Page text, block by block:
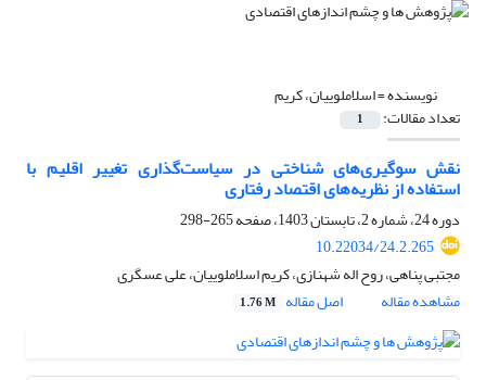
نویسنده =اسلاملوییان، کریم
تعداد مقالات: 1
نقش سوگیری‌های شناختی در سیاست‌گذاری تغییر اقلیم با
استفاده از نظریه‌های اقتصاد رفتاری
دوره 24، شماره 2، تابستان 1403، صفحه
265-298
10.22034/24.2.265
مجتبی پناهی، روح اله شهنازی، کریم اسلاملوییان، علی عسگری
مشاهده مقاله
اصل مقاله 1.76 M